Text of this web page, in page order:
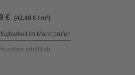
€ (42,48 € / m²)
im Markt prüfen
online erhältlich